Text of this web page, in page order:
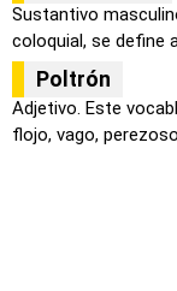
Sustantivo
coloquial, se define
Poltrón
Adjetivo. Este
flojo, vago,